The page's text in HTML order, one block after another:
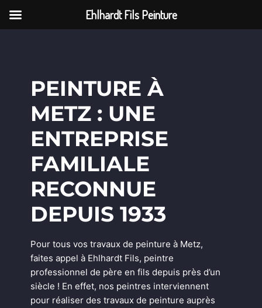
PEINTURE À
METZ : UNE
ENTREPRISE
FAMILIALE
RECONNUE
DEPUIS 1933
Pour tous vos travaux de peinture à Metz,
faites appel à Ehlhardt Fils, peintre
professionnel de père en fils depuis près d’un
siècle ! En effet, nos peintres interviennent
pour réaliser des travaux de peinture auprès
Ehlhardt Fils Peinture